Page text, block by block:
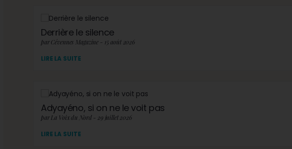
Derrière le silence
par Cévennes Magazine - 15 août 2026
LIRE LA SUITE
Adyayéno, si on ne le voit pas
par La Voix du Nord - 29 juillet 2026
LIRE LA SUITE